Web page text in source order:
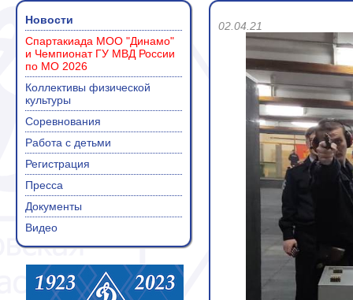
Новости
Спартакиада МОО "Динамо"
и Чемпионат ГУ МВД России
по МО 2026
Коллективы физической
культуры
Соревнования
Работа с детьми
Регистрация
Пресса
Документы
Видео
02.04.21